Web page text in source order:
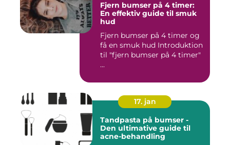
Fjern bumser på 4 timer:
En effektiv guide til smuk
hud
Fjern bumser på 4 timer og
få en smuk hud Introduktion
til "fjern bumser på 4 timer"
...
17. jan
Tandpasta på bumser -
Den ultimative guide til
acne-behandling